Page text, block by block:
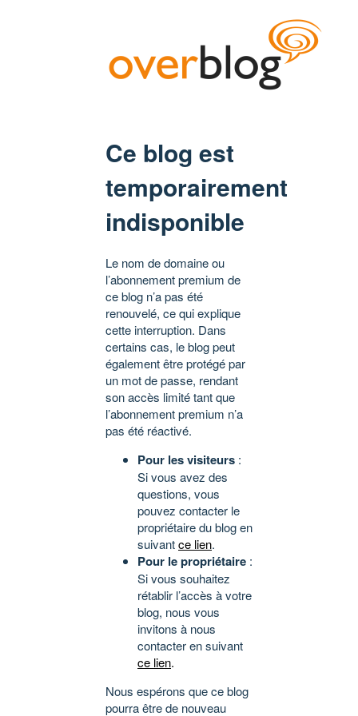
Ce blog est
temporairement
indisponible
Le nom de domaine ou
l’abonnement premium de
ce blog n’a pas été
renouvelé, ce qui explique
cette interruption. Dans
certains cas, le blog peut
également être protégé par
un mot de passe, rendant
son accès limité tant que
l’abonnement premium n’a
pas été réactivé.
Pour les visiteurs :
Si vous avez des
questions, vous
pouvez contacter le
propriétaire du blog en
suivantce lien.
Pour le propriétaire :
Si vous souhaitez
rétablir l’accès à votre
blog, nous vous
invitons à nous
contacter en suivant
ce lien.
Nous espérons que ce blog
pourra être de nouveau